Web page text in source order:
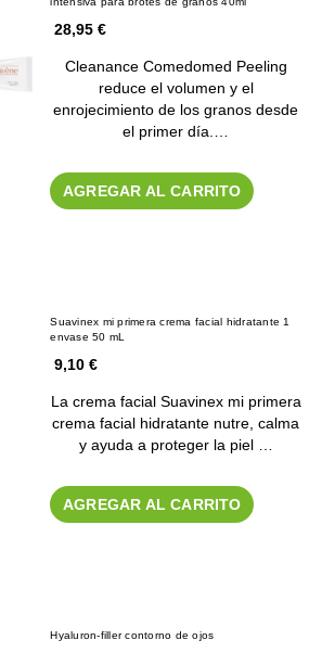
28,95 €
Cleanance Comedomed Peeling
reduce el volumen y el
enrojecimiento de los granos desde
el primer día.…
AGREGAR AL CARRITO
Suavinex mi primera crema facial hidratante 1
envase 50 mL
9,10 €
La crema facial Suavinex mi primera
crema facial hidratante nutre, calma
y ayuda a proteger la piel …
AGREGAR AL CARRITO
Hyaluron-filler contorno de ojos